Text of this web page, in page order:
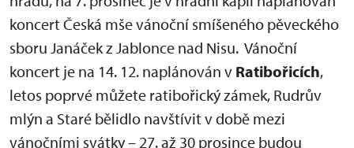
koncert Česká mše vánoční smíšeného pěveckého
sboru Janáček z Jablonce nad Nisu. Vánoční
koncert je na 14. 12. naplánován v Ratibořicích,
letos poprvé můžete ratibořický zámek, Rudrův
mlýn a Staré bělidlo navštívit v době mezi
vánočními svátky – 27. až 30 prosince budou